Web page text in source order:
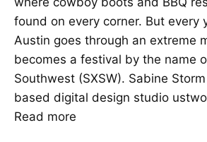
found on every corner. But every
Austin goes through an extreme
becomes a festival by the name
Southwest (SXSW). Sabine
based digital design studio
Read more